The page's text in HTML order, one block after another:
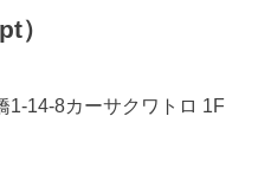
）
1-14-8カーサクワトロ 1F